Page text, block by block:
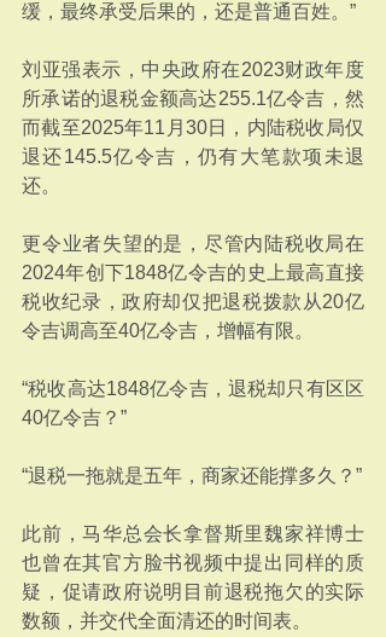
缓，最终承受后果的，还是普通百姓。”
刘亚强表示，中央政府在2023财政年度
所承诺的退税金额高达255.1亿令吉，然
而截至2025年11月30日，内陆税收局仅
退还145.5亿令吉，仍有大笔款项未退
还。
更令业者失望的是，尽管内陆税收局在
2024年创下1848亿令吉的史上最高直接
税收纪录，政府却仅把退税拨款从20亿
令吉调高至40亿令吉，增幅有限。
“税收高达1848亿令吉，退税却只有区区
40亿令吉？”
“退税一拖就是五年，商家还能撑多久？”
此前，马华总会长拿督斯里魏家祥博士
也曾在其官方脸书视频中提出同样的质
疑，促请政府说明目前退税拖欠的实际
数额，并交代全面清还的时间表。